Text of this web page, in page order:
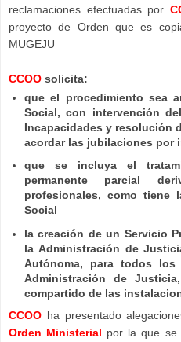
reclamaciones efectuadas por
proyecto de Orden que es
MUGEJU
CCOO solicita:
que el procedimiento sea
Social, con intervención
Incapacidades y resolución
acordar las jubilaciones por
que se incluya el
permanente parcial
profesionales, como tiene
Social
la creación de un Servicio
la Administración de
Autónoma, para todos
Administración de
compartido de las
CCOO ha presentado
Orden Ministerial por la que se